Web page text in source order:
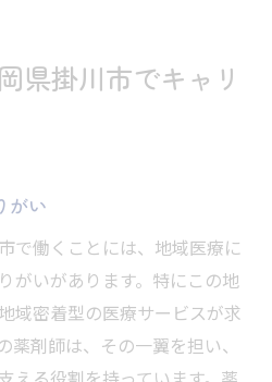
県掛川市でキャリ
がい
で働くことには、地域医療に
がいがあります。特にこの地
域密着型の医療サービスが求
剤師は、その一翼を担い、